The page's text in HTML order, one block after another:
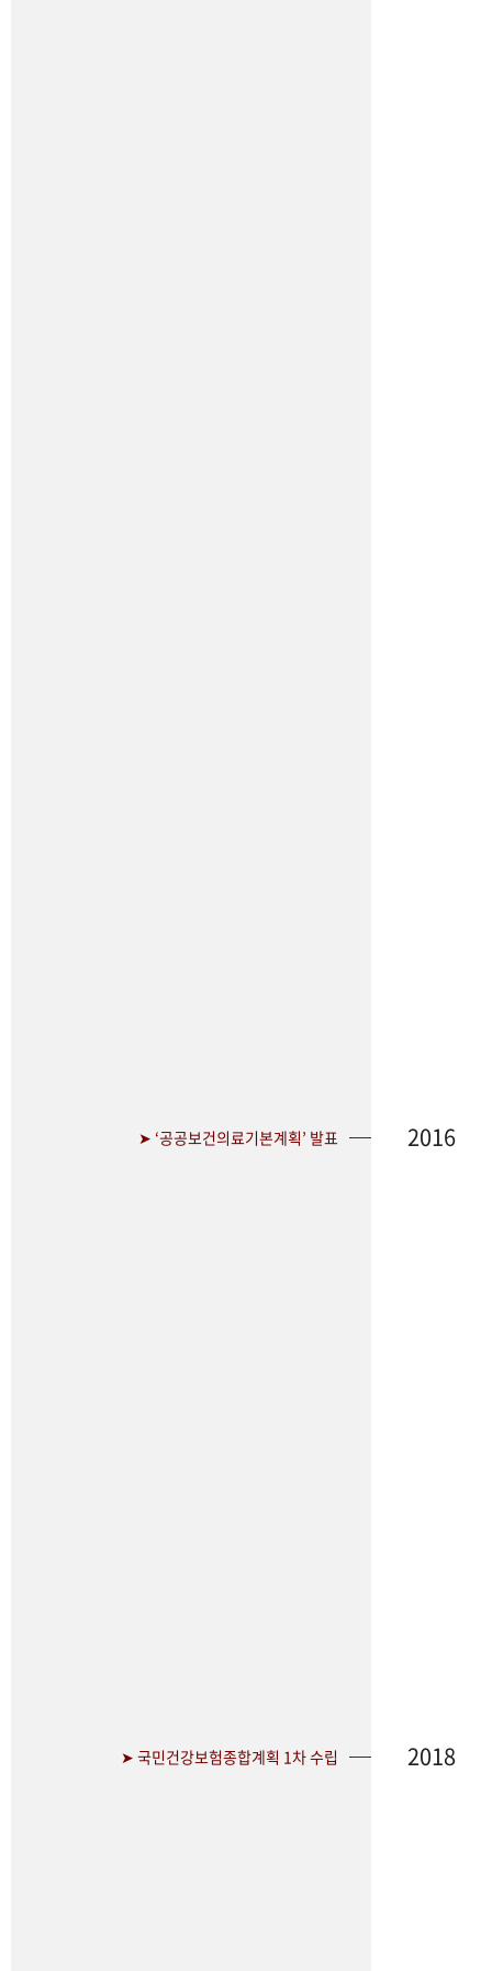
➤ ‘공공보건의료기본계획’ 발표 2016
➤ 국민건강보험종합계획 1차 수립 2018